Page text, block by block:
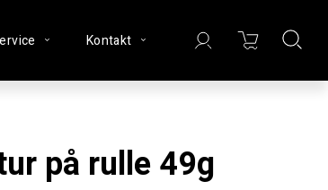
Kontakt
på rulle 49g